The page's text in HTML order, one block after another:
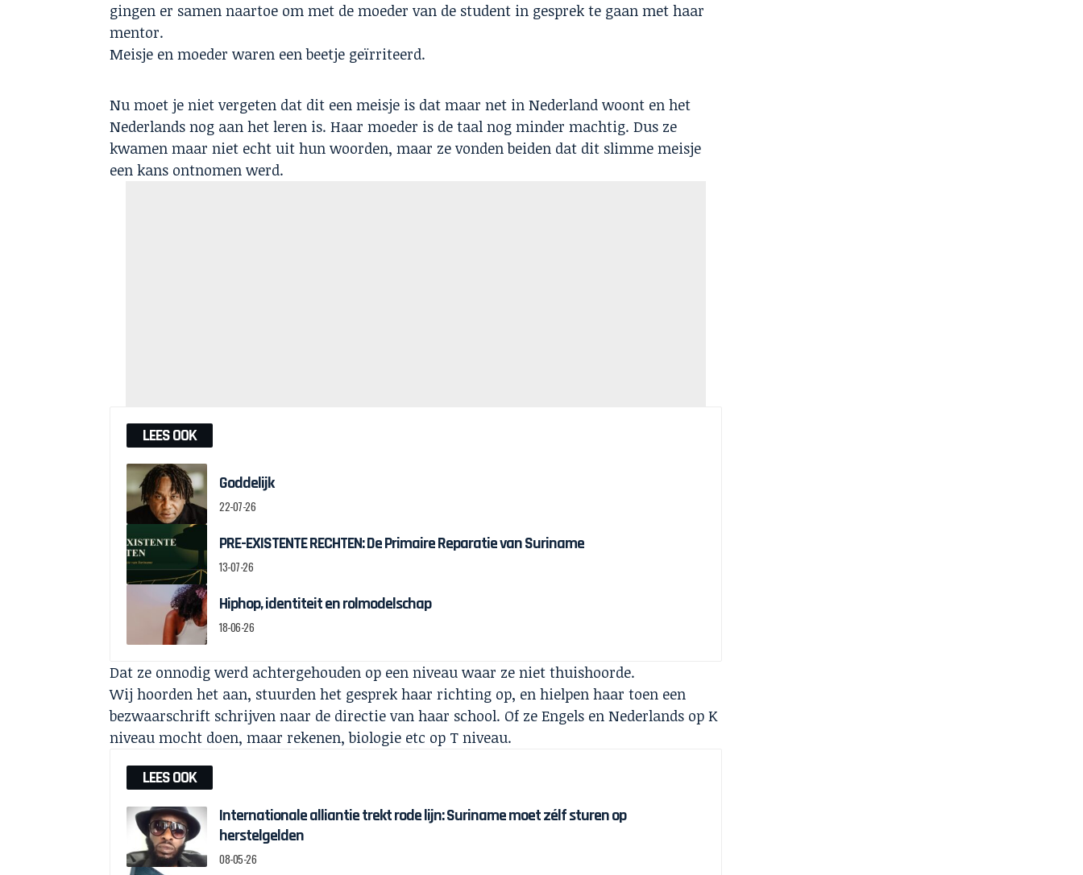
gingen er samen naartoe om met de moeder van de student in gesprek te gaan met haar
mentor.
Meisje en moeder waren een beetje geïrriteerd.
Nu moet je niet vergeten dat dit een meisje is dat maar net in Nederland woont en het
Nederlands nog aan het leren is. Haar moeder is de taal nog minder machtig. Dus ze
kwamen maar niet echt uit hun woorden, maar ze vonden beiden dat dit slimme meisje
een kans ontnomen werd.
LEES OOK
Goddelijk
22-07-26
PRE-EXISTENTE RECHTEN: De Primaire Reparatie van Suriname
13-07-26
Hiphop, identiteit en rolmodelschap
18-06-26
Dat ze onnodig werd achtergehouden op een niveau waar ze niet thuishoorde.
Wij hoorden het aan, stuurden het gesprek haar richting op, en hielpen haar toen een
bezwaarschrift schrijven naar de directie van haar school. Of ze Engels en Nederlands op K
niveau mocht doen, maar rekenen, biologie etc op T niveau.
LEES OOK
Internationale alliantie trekt rode lijn: Suriname moet zélf sturen op
herstelgelden
08-05-26